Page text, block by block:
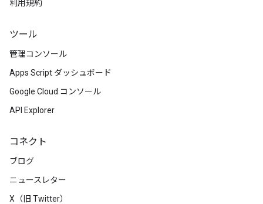
利用規約
ツール
管理コンソール
Apps Script ダッシュボード
Google Cloud コンソール
API Explorer
コネクト
ブログ
ニュースレター
X（旧 Twitter）